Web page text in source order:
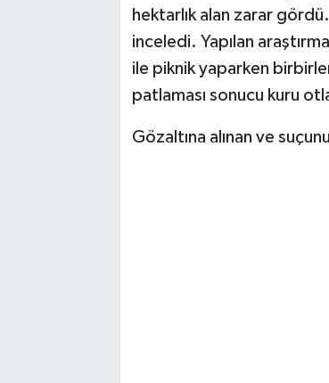
hektarlık alan zarar
inceledi. Yapılan
ile piknik yaparken
patlaması sonucu kuru
Gözaltına alınan ve
KÜLTÜR SANAT